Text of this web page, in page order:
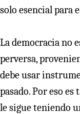
solo esencial para
La democracia no
perversa,
debe usar
pasado. Por eso
le sigue teniendo